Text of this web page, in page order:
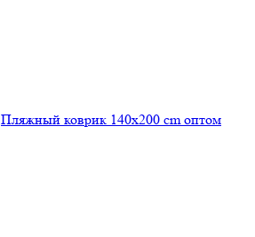
Пляжный коврик 140х200 cm оптом